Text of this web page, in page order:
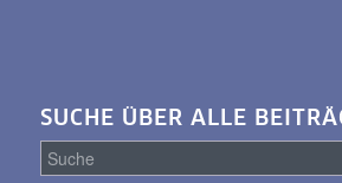
SUCHE ÜBER ALLE